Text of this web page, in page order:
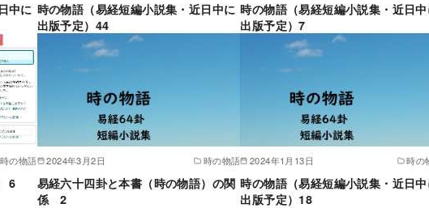
中に 時の物語（易経短編小説集・近日中に
出版予定）44
時の物語（易経短編小説集・近日
出版予定）7
時の物語
6
2024年3月2日 時の物語
易経六十四卦と本書（時の物語）の関
係 2
2024年1月13日 時の
時の物語（易経短編小説集・近日
出版予定）18